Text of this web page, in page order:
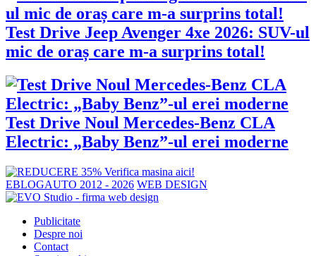
Test Drive Jeep Avenger 4xe 2026: SUV-ul
mic de oraș care m-a surprins total!
Test Drive Noul Mercedes-Benz CLA
Electric: „Baby Benz”-ul erei moderne
EBLOGAUTO 2012 - 2026 WEB DESIGN
Publicitate
Despre noi
Contact